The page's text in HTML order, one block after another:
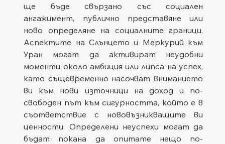
ще бъде свързано със социален
ангажимент, публично представяне или
ново определяне на социалните граници.
Аспектите на Слънцето и Меркурий към
Уран могат да активират неудобни
моменти около амбиция или липса на успех,
като същевременно насочват вниманието
ви към нови източници на доход и по-
свободен път към сигурността, който е в
съответствие с нововъзникващите ви
ценности. Определени неуспехи могат да
бъдат покана да опитате нещо по-